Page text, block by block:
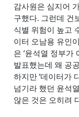
감사원은 심지어
구했다. 그런데 건
식별 위험이 높고
이터 오남용 유인
은 ‘윤석열 정부가
발표했는데 왜 공
하지만 ‘데이터가
넘기라 했던 윤석
않은 것은 오히려